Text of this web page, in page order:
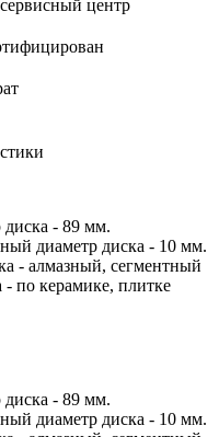
центр
диска - 89 мм.
диаметр диска - 10 мм.
- алмазный, сегментный
- по керамике, плитке
диска - 89 мм.
диаметр диска - 10 мм.